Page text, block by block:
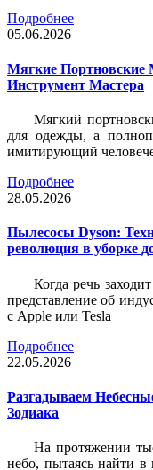
Подробнее
05.06.2026
Мягкие
Инструмент Мастера
Мягкий
для одежды, а
имитирующий
Подробнее
28.05.2026
Пылесосы Dyson:
революция в уборке
Когда речь
представление об
с Apple или Tesla
Подробнее
22.05.2026
Разгадываем
Зодиака
На протяжении
небо, пытаясь найти в